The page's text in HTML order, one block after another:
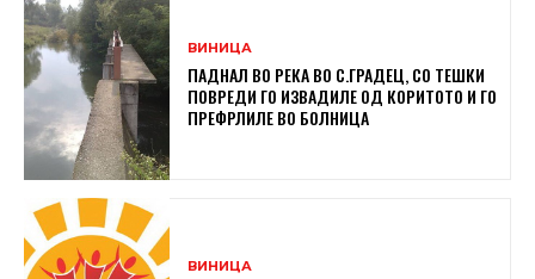
ВИНИЦА
ПАДНАЛ ВО РЕКА ВО С.ГРАДЕЦ, СО ТЕШКИ
ПОВРЕДИ ГО ИЗВАДИЛЕ ОД КОРИТОТО И ГО
ПРЕФРЛИЛЕ ВО БОЛНИЦА
ВИНИЦА